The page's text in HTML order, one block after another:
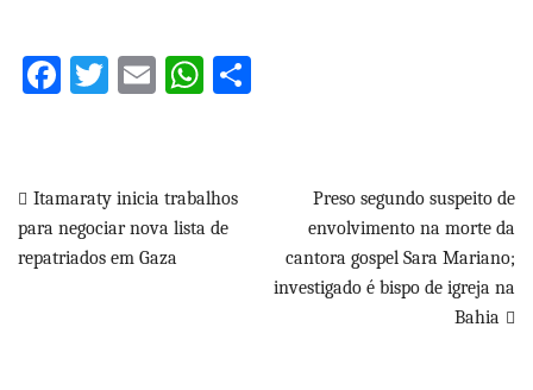
Facebook
Twitter
EmailWhatsApp
Navegação
de
Itamaraty inicia trabalhos
para negociar nova lista de
repatriados em Gaza
Preso segundo suspeito de
envolvimento na morte da
cantora gospel Sara Mariano;
investigado é bispo de igreja na
Bahia